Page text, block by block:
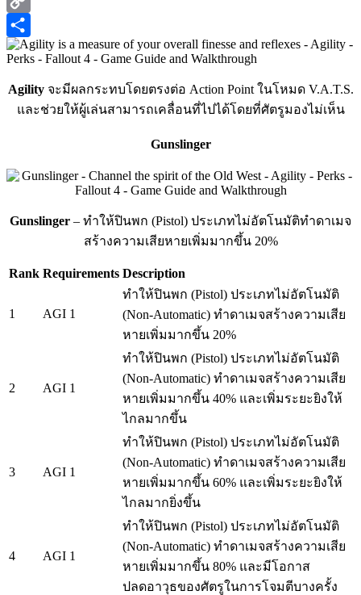
Copy
Link
Share
Agilityจะมีผลกระทบโดยตรงต่อ Action Point ในโหมด V.A.T.S.
และช่วยให้ผู้เล่นสามารถเคลื่อนที่ไปได้โดยที่ศัตรูมองไม่เห็น
Gunslinger
Gunslinger – ทำให้ปินพก (Pistol) ประเภทไม่อัตโนมัติทำดาเมจ
สร้างความเสียหายเพิ่มมากขึ้น 20%
Rank Requirements Description
1 AGI 1
ทำให้ปินพก (Pistol) ประเภทไม่อัตโนมัติ
(Non-Automatic) ทำดาเมจสร้างความเสีย
หายเพิ่มมากขึ้น 20%
2 AGI 1
ทำให้ปินพก (Pistol) ประเภทไม่อัตโนมัติ
(Non-Automatic) ทำดาเมจสร้างความเสีย
หายเพิ่มมากขึ้น 40% และเพิ่มระยะยิงให้
ไกลมากขึ้น
3 AGI 1
ทำให้ปินพก (Pistol) ประเภทไม่อัตโนมัติ
(Non-Automatic) ทำดาเมจสร้างความเสีย
หายเพิ่มมากขึ้น 60% และเพิ่มระยะยิงให้
ไกลมากยิ่งขึ้น
4 AGI 1
ทำให้ปินพก (Pistol) ประเภทไม่อัตโนมัติ
(Non-Automatic) ทำดาเมจสร้างความเสีย
หายเพิ่มมากขึ้น 80% และมีโอกาส
ปลดอาวุธของศัตรูในการโจมตีบางครั้ง